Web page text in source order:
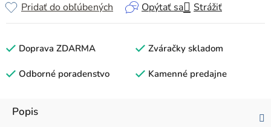
Opýtať sa Strážiť
Pridať do obľúbených
Doprava ZDARMA Zváračky skladom
Odborné poradenstvo Kamenné predajne
Popis